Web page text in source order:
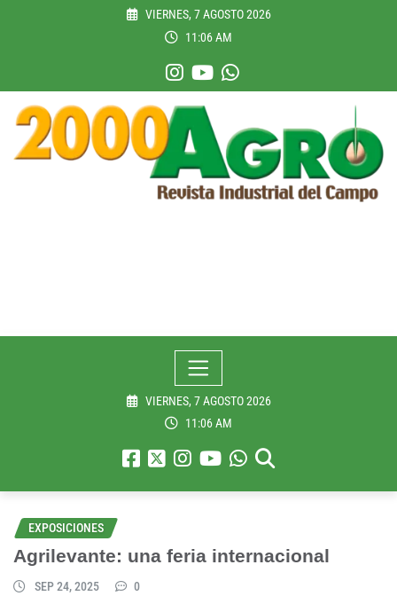
VIERNES, 7 AGOSTO 2026
11:06 AM
VIERNES, 7 AGOSTO 2026
11:06 AM
EXPOSICIONES
Agrilevante: una feria internacional
SEP 24, 2025 0